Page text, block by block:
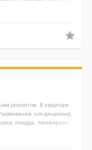
а...
ремонтом. В квартире
кондиционер,
посуда, постельное
ин...